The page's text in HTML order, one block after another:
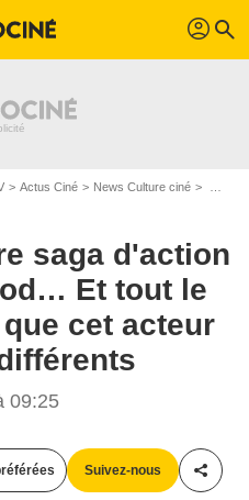
profil search
Actus Ciné News Culture ciné
saga d'action
Et tout le
cet acteur
09:25
Suivez-nous